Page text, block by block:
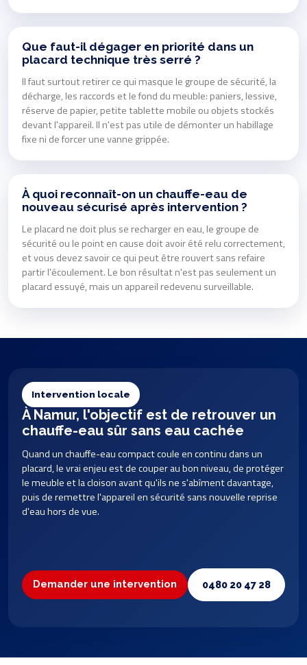
Que faut-il dégager en priorité dans un
placard technique très serré ?
Il faut surtout retirer ce qui masque le groupe de sécurité, la
décharge, les raccords et le fond du meuble: paniers, lessive,
réserve de papier, petite tablette mobile ou objets stockés
devant l'appareil. Il n'est pas utile de démonter un habillage
fixe ni de forcer une vanne grippée.
À quoi reconnaît-on un chauffe-eau de
nouveau sécurisé après intervention ?
Le placard ne doit plus se recharger en eau, le groupe de
sécurité ou le point en cause doit avoir été relu correctement,
et vous devez savoir ce qui peut être rouvert sans refaire
partir l'écoulement. Le bon résultat n'est pas seulement un
placard essuyé, mais un appareil redevenu surveillable.
Intervention locale
À Namur, l'objectif est de retrouver un
chauffe-eau sûr sans eau cachée
Quand un chauffe-eau compact coule en continu dans un
placard, le vrai enjeu est de couper au bon niveau, de protéger
le meuble et la cloison avant qu'ils ne s'abîment davantage,
puis de remettre l'appareil en sécurité sans nouvelle reprise
d'eau hors de vue.
Demander une intervention 0480 20 47 28